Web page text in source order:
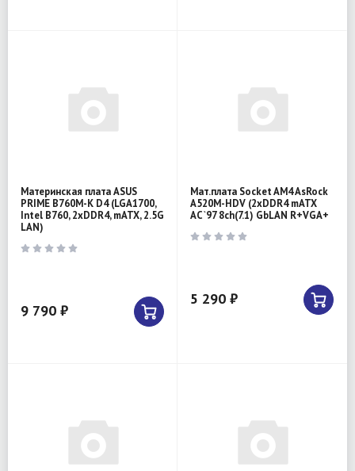
Материнская плата ASUS
PRIME B760M-K D4 (LGA1700,
Intel B760, 2xDDR4, mATX, 2.5G
LAN)
9 790 ₽
Мат.плата Socket AM4 AsRock
A520M-HDV (2xDDR4 mATX
AC`97 8ch(7.1) GbLAN R+VGA+
5 290 ₽